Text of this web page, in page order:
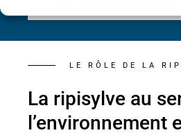
LE RÔLE DE LA
La ripisylve au
l’environnement